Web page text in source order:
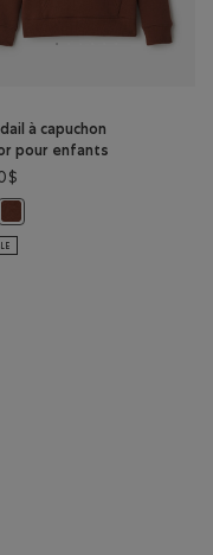
coton bio pour enfants:
en coton bio pour enfants:
à capuchon
pour enfants